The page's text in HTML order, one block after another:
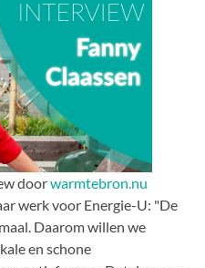
doorwarmtebron.nu
werk voor Energie-U: "De
Daarom willen we
en schone